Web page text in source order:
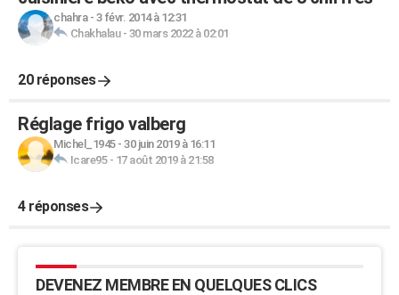
chahra- 3 févr. 2014 à 12:31
Chakhalau- 30 mars 2022 à 02:01
20 réponses
Réglage frigo valberg
Michel_1945- 30 juin 2019 à 16:11
Icare95- 17 août 2019 à 21:58
4 réponses
DEVENEZ MEMBRE EN QUELQUES CLICS